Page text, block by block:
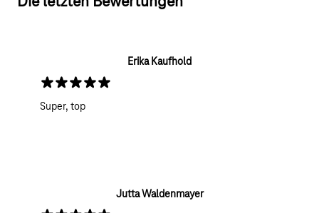
Erika Kaufhold
5 selected Stars
Super, top
Jutta Waldenmayer